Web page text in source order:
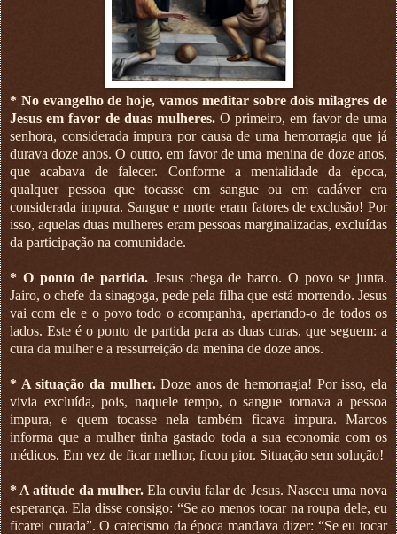
* No evangelho de hoje, vamos meditar sobre dois milagres de
Jesus em favor de duas mulheres.O primeiro, em favor de uma
senhora, considerada impura por causa de uma hemorragia que já
durava doze anos. O outro, em favor de uma menina de doze anos,
que acabava de falecer. Conforme a mentalidade da época,
qualquer pessoa que tocasse em sangue ou em cadáver era
considerada impura. Sangue e morte eram fatores de exclusão! Por
isso, aquelas duas mulheres eram pessoas marginalizadas, excluídas
da participação na comunidade.
* O ponto de partida. Jesus chega de barco. O povo se junta.
Jairo, o chefe da sinagoga, pede pela filha que está morrendo. Jesus
vai com ele e o povo todo o acompanha, apertando-o de todos os
lados. Este é o ponto de partida para as duas curas, que seguem: a
cura da mulher e a ressurreição da menina de doze anos.
* A situação da mulher.Doze anos de hemorragia! Por isso, ela
vivia excluída, pois, naquele tempo, o sangue tornava a pessoa
impura, e quem tocasse nela também ficava impura. Marcos
informa que a mulher tinha gastado toda a sua economia com os
médicos. Em vez de ficar melhor, ficou pior. Situação sem solução!
* A atitude da mulher.Ela ouviu falar de Jesus. Nasceu uma nova
esperança. Ela disse consigo: “Se ao menos tocar na roupa dele, eu
ficarei curada”. O catecismo da época mandava dizer: “Se eu tocar